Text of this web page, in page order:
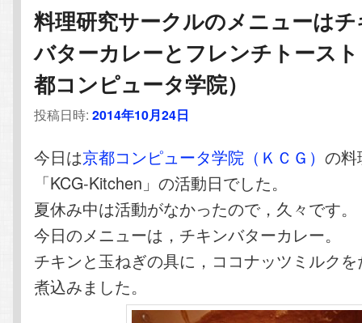
コ
ン
テ
ツ
へ
移
動
ン
テ
ン
へ
移
動
料理研究サークルのメニューは
バターカレーとフレンチトース
都コンピュータ学院）
投稿日時:2014年10月24日
今日は京都コンピュータ学院（ＫＣＧ）の料
「KCG-Kitchen」の活動日でした。
夏休み中は活動がなかったので，久々です。
今日のメニューは，チキンバターカレー。
チキンと玉ねぎの具に，ココナッツミルク
煮込みました。